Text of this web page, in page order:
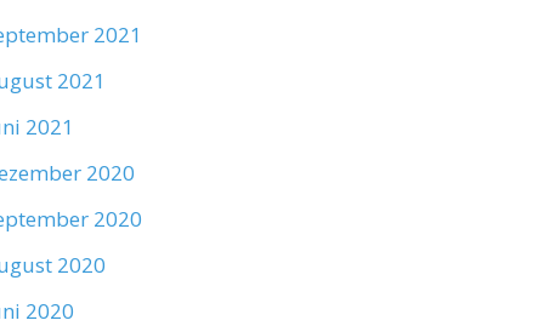
2021
2021
2021
2020
2020
2020
2020